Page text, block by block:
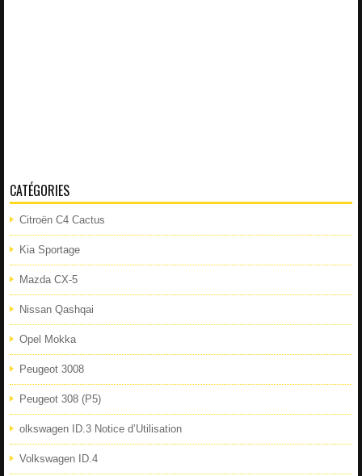
CATÉGORIES
Citroën C4 Cactus
Kia Sportage
Mazda CX-5
Nissan Qashqai
Opel Mokka
Peugeot 3008
Peugeot 308 (P5)
olkswagen ID.3 Notice d’Utilisation
Volkswagen ID.4